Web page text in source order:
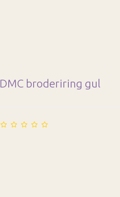
DMC broderiring gul